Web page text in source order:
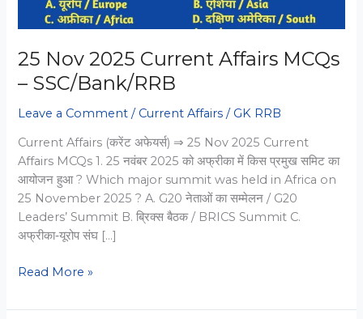
25 Nov 2025 Current Affairs MCQs
– SSC/Bank/RRB
Leave a Comment / Current Affairs / GK RRB
Current Affairs (करेंट अफेयर्स) ⇒ 25 Nov 2025 Current
Affairs MCQs 1. 25 नवंबर 2025 को अफ्रीका में किस प्रमुख समिट का
आयोजन हुआ ? Which major summit was held in Africa on
25 November 2025 ? A. G20 नेताओं का सम्मेलन / G20
Leaders’ Summit B. ब्रिक्स बैठक / BRICS Summit C.
अफ्रीका‑यूरोप संघ […]
25
2025
Read More »